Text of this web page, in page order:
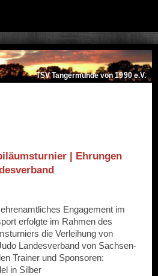
TSV Tangermünde von 1990 e.V.
| Ehrungen
Engagement im
erfolgte im Rahmen des
die Verleihung von
Landesverband von Sachsen-
Trainer und Sponsoren:
in Silber